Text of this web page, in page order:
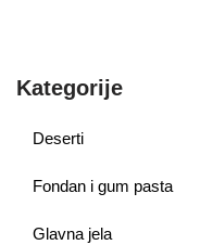
Kategorije
Deserti
Fondan i gum pasta
Glavna jela